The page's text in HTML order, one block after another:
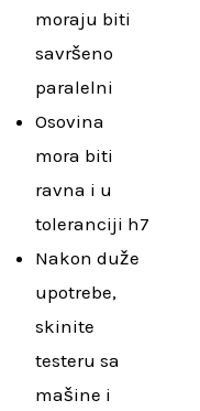
moraju biti
savršeno
paralelni
Osovina
mora biti
ravna i u
toleranciji h7
Nakon duže
upotrebe,
skinite
testeru sa
mašine i